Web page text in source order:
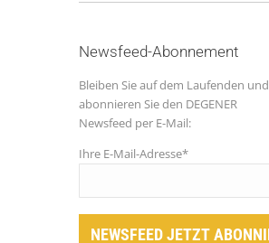
Newsfeed-Abonnement
Bleiben Sie auf dem Laufenden und
abonnieren Sie den DEGENER
Newsfeed per E-Mail:
Ihre E-Mail-Adresse*